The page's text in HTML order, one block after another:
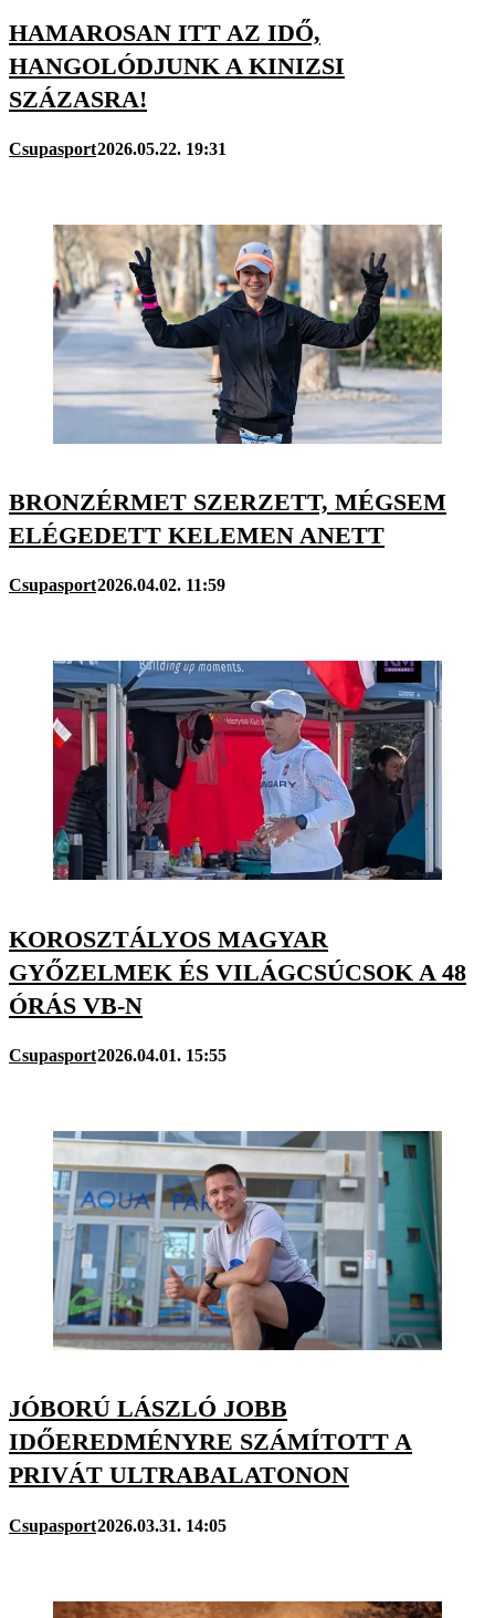
HAMAROSAN ITT AZ IDŐ,
HANGOLÓDJUNK A KINIZSI
SZÁZASRA!
Csupasport2026.05.22. 19:31
BRONZÉRMET SZERZETT, MÉGSEM
ELÉGEDETT KELEMEN ANETT
Csupasport2026.04.02. 11:59
KOROSZTÁLYOS MAGYAR
GYŐZELMEK ÉS VILÁGCSÚCSOK A 48
ÓRÁS VB-N
Csupasport2026.04.01. 15:55
JÓBORÚ LÁSZLÓ JOBB
IDŐEREDMÉNYRE SZÁMÍTOTT A
PRIVÁT ULTRABALATONON
Csupasport2026.03.31. 14:05